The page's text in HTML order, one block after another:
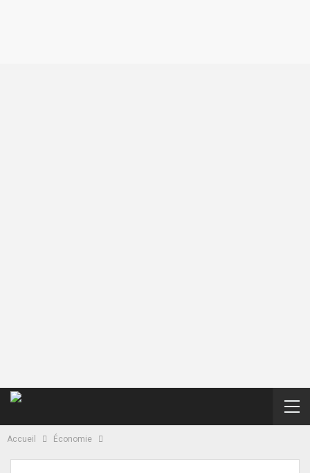
Accueil Économie